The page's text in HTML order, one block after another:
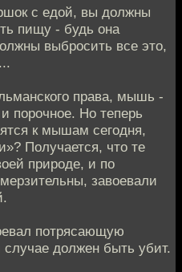
с едой, вы должны
пищу - будь она
выбросить все это,
права, мышь -
порочное. Но теперь
к мышам сегодня,
Получается, что те
природе, и по
завоевали
потрясающую
должен быть убит.